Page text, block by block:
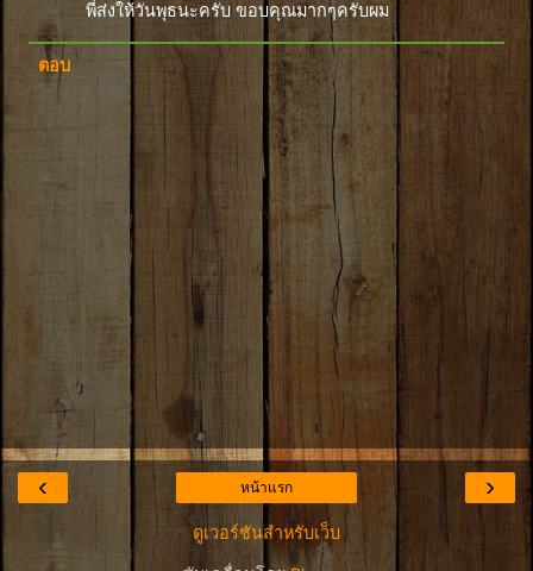
พี่ส่งให้วันพุธนะครับ ขอบคุณมากๆครับผม
ตอบ
‹ ›
หน้าแรก
ดูเวอร์ชันสำหรับเว็บ